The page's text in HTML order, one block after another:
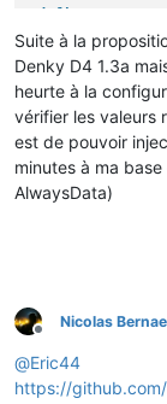
define
#define
// Teleinfo RXD
#define
//_Mode_e
#
// Uptime timer
Suite à la
Denky D4 1.3a
heurte à la
vérifier les valeurs
est de pouvoir
minutes à ma
AlwaysData)
Offline
Nicolas
@Eric44
https://